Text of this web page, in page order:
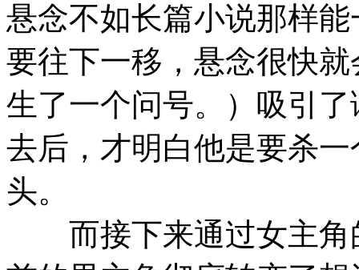
悬念不如长篇小说那样
要往下一移，悬念很快
生了一个问号。）吸引
去后，才明白他是要杀
头。
而接下来通过女主角